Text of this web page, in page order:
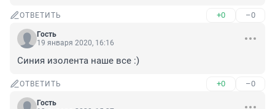
ОТВЕТИТЬ +0 –0
Гость
19 января 2020, 16:16
Синия изолента наше все :)
ОТВЕТИТЬ +0 –0
Гость